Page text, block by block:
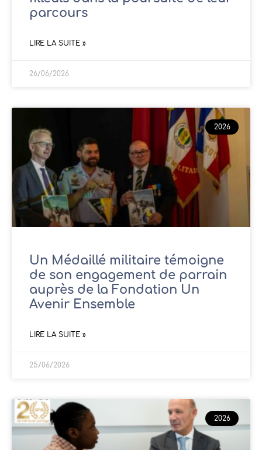
parcours
LIRE LA SUITE »
26/06/2026
2026
Un Médaillé militaire témoigne
de son engagement de parrain
auprès de la Fondation Un
Avenir Ensemble
LIRE LA SUITE »
25/06/2026
2026